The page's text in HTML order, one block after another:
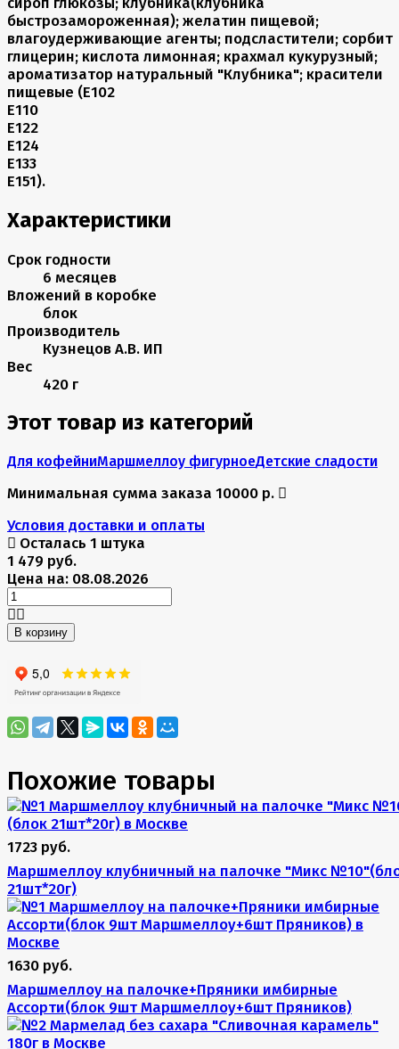
быстрозамороженная); желатин пищевой;
влагоудерживающие агенты; подсластители; сорбит
глицерин; кислота лимонная; крахмал кукурузный;
ароматизатор натуральный "Клубника"; красители
пищевые (Е102
Е110
Е122
Е124
Е133
Е151).
Характеристики
Срок годности
6 месяцев
Вложений в коробке
блок
Производитель
Кузнецов А.В. ИП
Вес
420 г
Этот товар из категорий
Для кофейниМаршмеллоу фигурноеДетские сладости
Минимальная сумма заказа 10000 р.
Условия доставки и оплаты
Осталась 1 штука
1 479 руб.
Цена на: 08.08.2026
В корзину
Похожие товары
1723 руб.
Маршмеллоу клубничный на палочке "Микс
21шт*20г)
1630 руб.
Маршмеллоу на палочке+Пряники имбирные
Ассорти(блок 9шт Маршмеллоу+6шт Пряников)